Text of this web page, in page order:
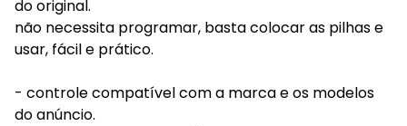
do original.
não necessita programar, basta colocar as pilhas e
usar, fácil e prático.
- controle compatível com a marca e os modelos
do anúncio.